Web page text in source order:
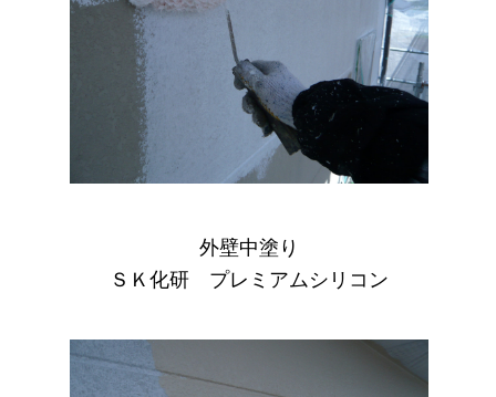
外壁中塗り
ＳＫ化研 プレミアムシリコン